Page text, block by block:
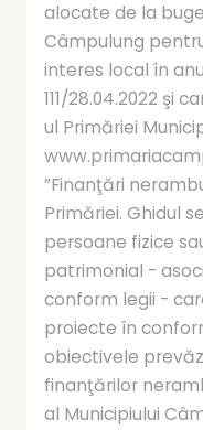
alocate de la
Câmpulung
interes local în
111/28.04.2022 şi
ul Primăriei
”Finanţări
Primăriei. Ghidul
persoane fizice
patrimonial -
conform legii -
proiecte în
obiectivele
finanţărilor
al Municipiului